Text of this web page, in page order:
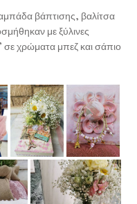
βάπτισης, βαλίτσα
με ξύλινες
σε χρώματα μπεζ και σάπιο